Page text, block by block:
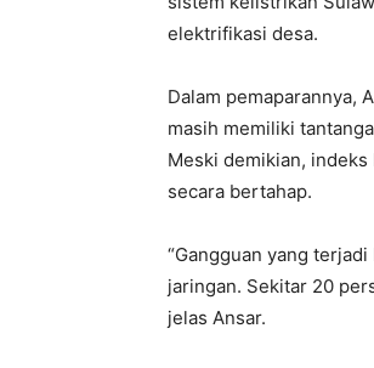
elektrifikasi desa.
Dalam pemaparannya,
masih memiliki
Meski demikian,
secara bertahap.
“Gangguan yang
jaringan. Sekitar 20
jelas Ansar.